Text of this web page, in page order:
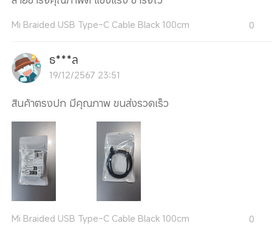
Mi Braided USB Type-C Cable Black 100cm 0
ธ***ล
19/12/2567 23:51
สินค้าตรงปก มีคุณภาพ ขนส่งรวดเร็ว
Mi Braided USB Type-C Cable Black 100cm 0